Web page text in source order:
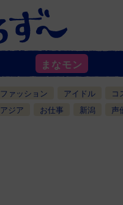
まなモン
ファッション アイドル コ
アジア
お仕事 新潟 声